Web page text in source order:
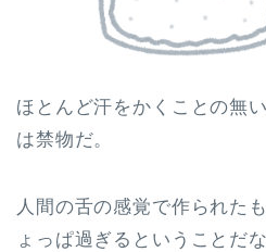
ほとんど汗をかくことの無
は禁物だ。
人間の舌の感覚で作られた
ょっぱ過ぎるということだな